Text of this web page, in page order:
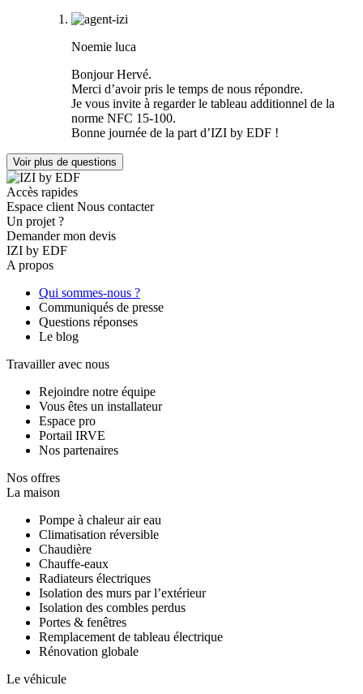
Noemie luca
Bonjour Hervé.
Merci d’avoir pris le temps de nous répondre.
Je vous invite à regarder le tableau additionnel de la
norme NFC 15-100.
Bonne journée de la part d’IZI by EDF !
Voir plus de questions
Accès rapides
Espace client Nous contacter
Un projet ?
Demander mon devis
IZI by EDF
A propos
Qui sommes-nous ?
Communiqués de presse
Questions réponses
Le blog
Travailler avec nous
Rejoindre notre équipe
Vous êtes un installateur
Espace pro
Portail IRVE
Nos partenaires
Nos offres
La maison
Pompe à chaleur air eau
Climatisation réversible
Chaudière
Chauffe-eaux
Radiateurs électriques
Isolation des murs par l’extérieur
Isolation des combles perdus
Portes & fenêtres
Remplacement de tableau électrique
Rénovation globale
Le véhicule